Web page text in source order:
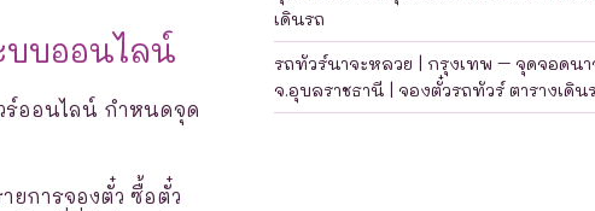
บบออนไลน์
ร์ออนไลน์ กำหนดจุด
ยการจองตั๋ว ซื้อตั๋ว
เดินรถ
รถทัวร์นาจะหลวย | กรุงเทพ – จุดจอดน
จ.อุบลราชธานี | จองตั๋วรถทัวร์ ตารางเดิน